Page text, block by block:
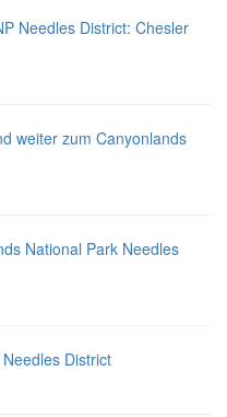
Needles District: Chesler
weiter zum Canyonlands
National Park Needles
District